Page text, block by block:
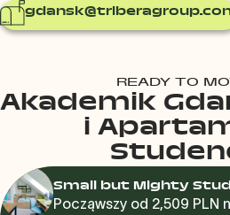
READY TO
Akademik
i
Small but Mighty
Począwszy od 2,509 PLN